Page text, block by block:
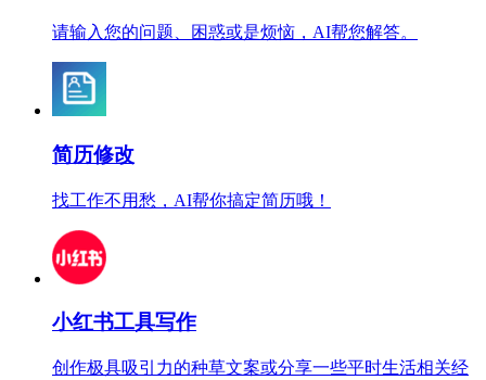
请输入您的问题、困惑或是烦恼，AI帮您解答。
简历修改
找工作不用愁，AI帮你搞定简历哦！
小红书工具写作
创作极具吸引力的种草文案或分享一些平时生活相关经